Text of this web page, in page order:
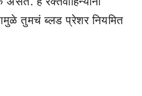
तुमचं ब्लड प्रेशर नियमित